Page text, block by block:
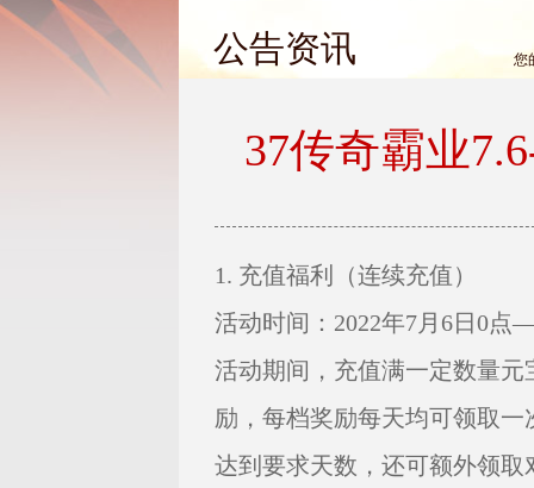
公告资讯 您
37传奇霸业
1. 充值福利（连续充值）
活动时间：2022年7月6日0点
活动期间，充值满一定数量
励，每档奖励每天均可领取
达到要求天数，还可额外领